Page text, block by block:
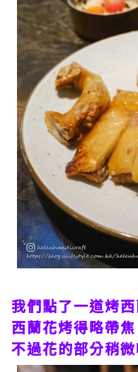
我們點了一道烤
西蘭花烤得略帶
不過花的部分稍